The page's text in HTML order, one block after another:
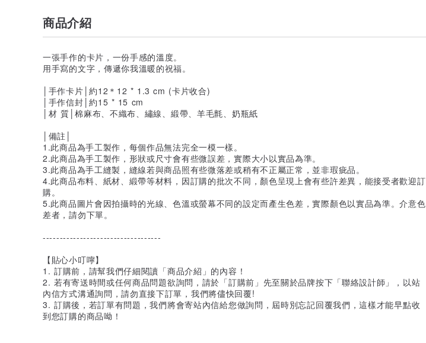
商品介紹
一張手作的卡片，一份手感的溫度。
用手寫的文字，傳遞你我溫暖的祝福。
│手作卡片│約12＊12 * 1.3 cm (卡片收合)
│手作信封│約15 * 15 cm
│材 質│棉麻布、不織布、繡線、緞帶、羊毛氈、奶瓶紙
│備註│
1.此商品為手工製作，每個作品無法完全一模一樣。
2.此商品為手工製作，形狀或尺寸會有些微誤差，實際大小以實品為準。
3.此商品為手工縫製，縫線若與商品照有些微落差或稍有不正屬正常，並非瑕疵品。
4.此商品布料、紙材、緞帶等材料，因訂購的批次不同，顏色呈現上會有些許差異，能接受者歡迎訂
購。
5.此商品圖片會因拍攝時的光線、色溫或螢幕不同的設定而產生色差，實際顏色以實品為準。介意色
差者，請勿下單。
-----------------------------------
【貼心小叮嚀】
1. 訂購前，請幫我們仔細閱讀「商品介紹」的內容！
2. 若有寄送時間或任何商品問題欲詢問，請於「訂購前」先至關於品牌按下「聯絡設計師」，以站
內信方式溝通詢問，請勿直接下訂單，我們將儘快回覆!
3. 訂購後，若訂單有問題，我們將會寄站內信給您做詢問，屆時別忘記回覆我們，這樣才能早點收
到您訂購的商品呦！